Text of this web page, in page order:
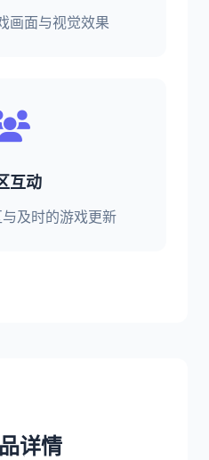
画面与视觉效果
互动
及时的游戏更新
详情